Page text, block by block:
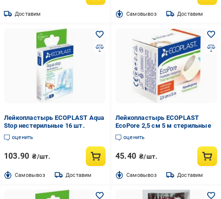
Доставим Cамовывоз Доставим
Лейкопластырь ECOPLAST Aqua
Stop нестерильные 16 шт.
оценить
103.90 ₴/шт.
Cамовывоз Доставим
Лейкопластырь ECOPLAST
EcoPore 2,5 см 5 м стерильные
оценить
45.40 ₴/шт.
Cамовывоз Доставим